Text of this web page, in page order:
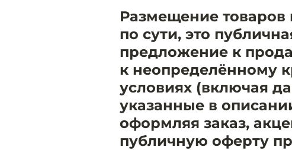
Размещение
по сути, это
предложение к
к неопределённому
условиях (включая
указанные в
оформляя заказ,
публичную оферту